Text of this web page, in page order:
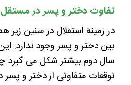
تفاوت دختر و پسر در
در زمینۀ استقلال در سنین زیر
بین دختر و پسر وجود ندارد.
سال دوم بیشتر شکل می گیرد
توقعات متفاوتی از دختر و پسر